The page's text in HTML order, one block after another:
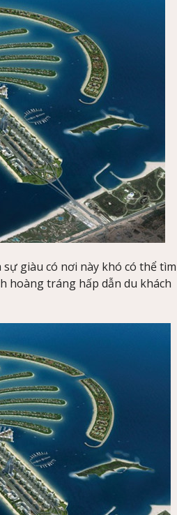
giàu có nơi này khó có thể tìm
hoàng tráng hấp dẫn du khách